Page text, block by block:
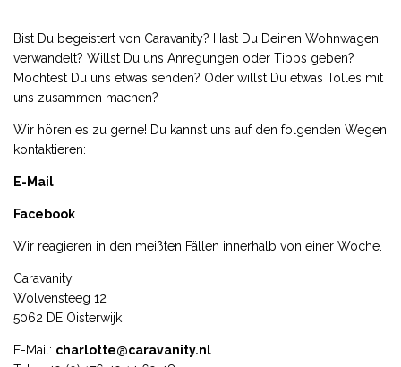
Bist Du begeistert von Caravanity? Hast Du Deinen Wohnwagen
verwandelt? Willst Du uns Anregungen oder Tipps geben?
Möchtest Du uns etwas senden? Oder willst Du etwas Tolles mit
uns zusammen machen?
Wir hören es zu gerne! Du kannst uns auf den folgenden Wegen
kontaktieren:
E-Mail
Facebook
Wir reagieren in den meißten Fällen innerhalb von einer Woche.
Caravanity
Wolvensteeg 12
5062 DE Oisterwijk
E-Mail: charlotte@caravanity.nl